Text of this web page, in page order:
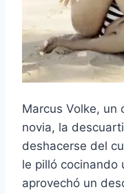
Marcus Volke, un
novia, la
deshacerse del
le pilló cocinando
aprovechó un